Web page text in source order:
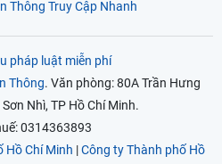
pháp luật miễn phí
Thông. Văn phòng: 80A Trần Hưng
Nhì, TP Hồ Chí Minh.
0314363893
Hồ Chí Minh |Công ty Thành phố Hồ